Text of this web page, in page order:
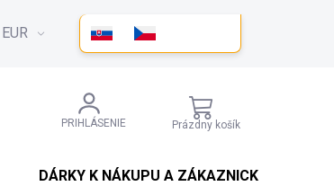
EUR
PRIHLÁSENIE
NÁKUPNÝ
KOŠÍK
Prázdny košík
DÁRKY K NÁKUPU A ZÁKAZNICKÉ SLEVY